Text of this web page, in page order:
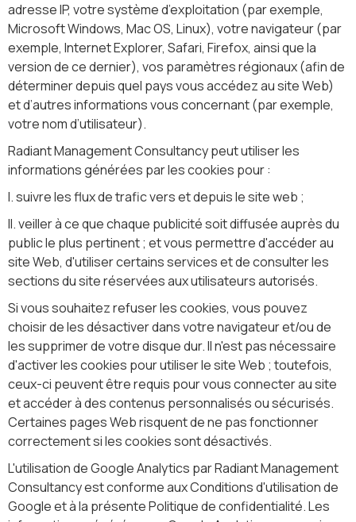
adresse IP, votre système d’exploitation (par exemple,
Microsoft Windows, Mac OS, Linux), votre navigateur (par
exemple, Internet Explorer, Safari, Firefox, ainsi que la
version de ce dernier), vos paramètres régionaux (afin de
déterminer depuis quel pays vous accédez au site Web)
et d’autres informations vous concernant (par exemple,
votre nom d’utilisateur).
Radiant Management Consultancy peut utiliser les
informations générées par les cookies pour :
I. suivre les flux de trafic vers et depuis le site web ;
II. veiller à ce que chaque publicité soit diffusée auprès du
public le plus pertinent ; et vous permettre d'accéder au
site Web, d'utiliser certains services et de consulter les
sections du site réservées aux utilisateurs autorisés.
Si vous souhaitez refuser les cookies, vous pouvez
choisir de les désactiver dans votre navigateur et/ou de
les supprimer de votre disque dur. Il n'est pas nécessaire
d'activer les cookies pour utiliser le site Web ; toutefois,
ceux-ci peuvent être requis pour vous connecter au site
et accéder à des contenus personnalisés ou sécurisés.
Certaines pages Web risquent de ne pas fonctionner
correctement si les cookies sont désactivés.
L'utilisation de Google Analytics par Radiant Management
Consultancy est conforme aux Conditions d'utilisation de
Google et à la présente Politique de confidentialité. Les